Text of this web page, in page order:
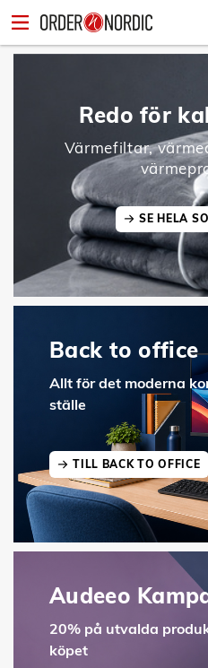
Redo för
Värmefiltar,
SE HELA
Back to office
Allt för det moderna
ställe
TILL BACK TO OFFICE
Audeeo
20% på utvalda
köpet